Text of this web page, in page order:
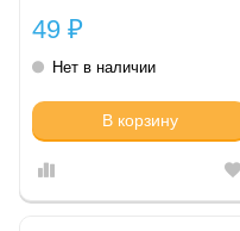
49 ₽
Нет в наличии
В корзину